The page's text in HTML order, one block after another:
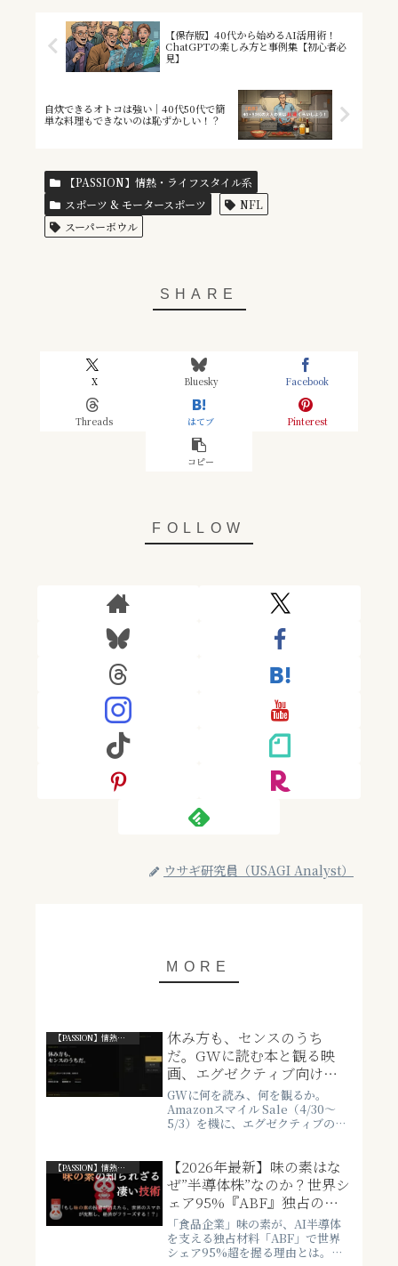
【保存版】40代から始めるAI活用術！
ChatGPTの楽しみ方と事例集【初心者必
見】
自炊できるオトコは強い｜40代50代で簡
単な料理もできないのは恥ずかしい！？
【PASSION】情熱・ライフスタイル系
スポーツ & モータースポーツ
NFL
スーパーボウル
X Bluesky Facebook
Threads はてブ Pinterest
コピー
ウサギ研究員（USAGI Analyst）
【PASSION】情熱・ライフスタイル系
休み方も、センスのうち
だ。GWに読む本と観る映
画、エグゼクティブ向け厳
選6作
GWに何を読み、何を観るか。
Amazonスマイル Sale（4/30〜
5/3）を機に、エグゼクティブの休
翌週の思考を変える。
【PASSION】情熱・ライフスタイル系
【2026年最新】味の素はな
ぜ”半導体株”なのか？世界シ
ェア95%『ABF』独占の正
体と、アクティビストが狙
う”化け物株”の実像
「食品企業」味の素が、AI半導体
を支える独占材料「ABF」で世界
シェア95%超を握る理由とは。株